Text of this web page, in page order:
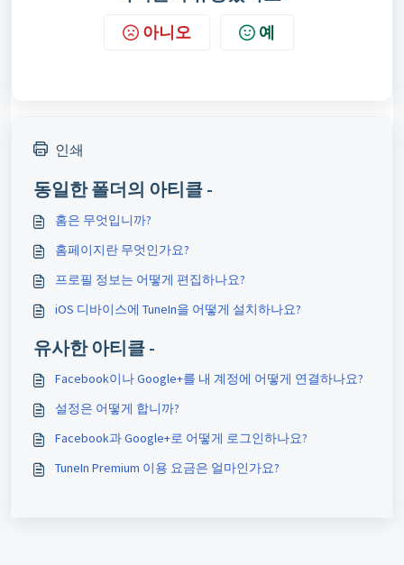
아니오 예
인쇄
동일한 폴더의 아티클 -
홈은 무엇입니까?
홈페이지란 무엇인가요?
프로필 정보는 어떻게 편집하나요?
iOS 디바이스에 TuneIn을 어떻게 설치하나요?
유사한 아티클 -
Facebook이나 Google+를 내 계정에 어떻게 연결하나요?
설정은 어떻게 합니까?
Facebook과 Google+로 어떻게 로그인하나요?
TuneIn Premium 이용 요금은 얼마인가요?